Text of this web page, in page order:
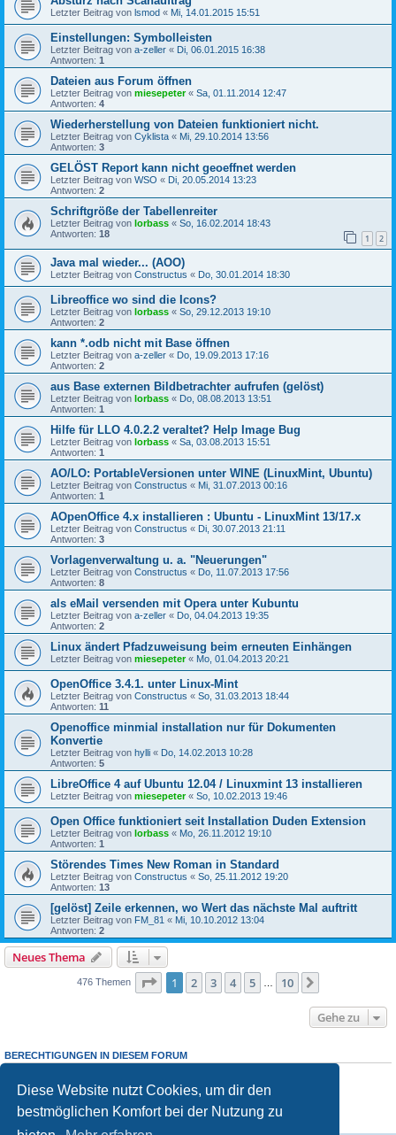
Diese Website nutzt Cookies, um dir den
bestmöglichen Komfort bei der Nutzung zu
Letzter Beitrag von lsmod « Mi, 14.01.2015 15:51
Einstellungen: Symbolleisten
Letzter Beitrag von a-zeller « Di, 06.01.2015 16:38
Antworten: 1
Dateien aus Forum öffnen
Letzter Beitrag von miesepeter« Sa, 01.11.2014 12:47
Antworten: 4
Wiederherstellung von Dateien funktioniert nicht.
Letzter Beitrag von Cyklista « Mi, 29.10.2014 13:56
Antworten: 3
GELÖST Report kann nicht geoeffnet werden
Letzter Beitrag von WSO « Di, 20.05.2014 13:23
Antworten: 2
Schriftgröße der Tabellenreiter
Letzter Beitrag von lorbass « So, 16.02.2014 18:43
Antworten: 18 1 2
Java mal wieder... (AOO)
Letzter Beitrag von Constructus « Do, 30.01.2014 18:30
Libreoffice wo sind die Icons?
Letzter Beitrag von lorbass « So, 29.12.2013 19:10
Antworten: 2
kann *.odb nicht mit Base öffnen
Letzter Beitrag von a-zeller « Do, 19.09.2013 17:16
Antworten: 2
aus Base externen Bildbetrachter aufrufen (gelöst)
Letzter Beitrag von lorbass « Do, 08.08.2013 13:51
Antworten: 1
Hilfe für LLO 4.0.2.2 veraltet? Help Image Bug
Letzter Beitrag von lorbass « Sa, 03.08.2013 15:51
Antworten: 1
AO/LO: PortableVersionen unter WINE (LinuxMint, Ubuntu)
Letzter Beitrag von Constructus « Mi, 31.07.2013 00:16
Antworten: 1
AOpenOffice 4.x installieren : Ubuntu - LinuxMint 13/17.x
Letzter Beitrag von Constructus « Di, 30.07.2013 21:11
Antworten: 3
Vorlagenverwaltung u. a. "Neuerungen"
Letzter Beitrag von Constructus « Do, 11.07.2013 17:56
Antworten: 8
als eMail versenden mit Opera unter Kubuntu
Letzter Beitrag von a-zeller « Do, 04.04.2013 19:35
Antworten: 2
Linux ändert Pfadzuweisung beim erneuten Einhängen
Letzter Beitrag von miesepeter« Mo, 01.04.2013 20:21
OpenOffice 3.4.1. unter Linux-Mint
Letzter Beitrag von Constructus « So, 31.03.2013 18:44
Antworten: 11
Openoffice minmial installation nur für Dokumenten
Konvertie
Letzter Beitrag von hylli « Do, 14.02.2013 10:28
Antworten: 5
LibreOffice 4 auf Ubuntu 12.04 / Linuxmint 13 installieren
Letzter Beitrag von miesepeter« So, 10.02.2013 19:46
Open Office funktioniert seit Installation Duden Extension
Letzter Beitrag von lorbass « Mo, 26.11.2012 19:10
Antworten: 1
Störendes Times New Roman in Standard
Letzter Beitrag von Constructus « So, 25.11.2012 19:20
Antworten: 13
[gelöst] Zeile erkennen, wo Wert das nächste Mal auftritt
Letzter Beitrag von FM_81 « Mi, 10.10.2012 13:04
Antworten: 2
Neues Thema
476 Themen Seite 1von 10
1 2 3 4 5 10
Gehe zu
BERECHTIGUNGEN IN DIESEM FORUM
Dudarfst
Antworten zu Themen in diesem Forum erstellen.
Du darfst deine Beiträge in diesem Forumnichtändern.
Du darfst deine Beiträge in diesem Forum nicht löschen.
keine